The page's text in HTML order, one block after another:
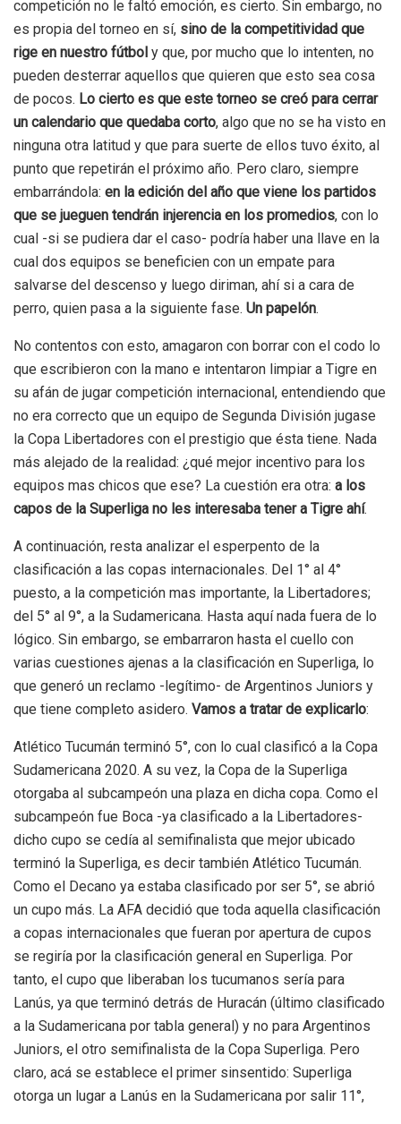
competición no le faltó emoción, es cierto. Sin embargo, no
es propia del torneo en sí, sino de la competitividad que
rige en nuestro fútbol y que, por mucho que lo intenten, no
pueden desterrar aquellos que quieren que esto sea cosa
de pocos. Lo cierto es que este torneo se creó para cerrar
un calendario que quedaba corto, algo que no se ha visto en
ninguna otra latitud y que para suerte de ellos tuvo éxito, al
punto que repetirán el próximo año. Pero claro, siempre
embarrándola: en la edición del año que viene los partidos
que se jueguen tendrán injerencia en los promedios, con lo
cual -si se pudiera dar el caso- podría haber una llave en la
cual dos equipos se beneficien con un empate para
salvarse del descenso y luego diriman, ahí si a cara de
perro, quien pasa a la siguiente fase. Un papelón.
No contentos con esto, amagaron con borrar con el codo lo
que escribieron con la mano e intentaron limpiar a Tigre en
su afán de jugar competición internacional, entendiendo que
no era correcto que un equipo de Segunda División jugase
la Copa Libertadores con el prestigio que ésta tiene. Nada
más alejado de la realidad: ¿qué mejor incentivo para los
equipos mas chicos que ese? La cuestión era otra: a los
capos de la Superliga no les interesaba tener a Tigre ahí.
A continuación, resta analizar el esperpento de la
clasificación a las copas internacionales. Del 1° al 4°
puesto, a la competición mas importante, la Libertadores;
del 5° al 9°, a la Sudamericana. Hasta aquí nada fuera de lo
lógico. Sin embargo, se embarraron hasta el cuello con
varias cuestiones ajenas a la clasificación en Superliga, lo
que generó un reclamo -legítimo- de Argentinos Juniors y
que tiene completo asidero. Vamos a tratar de explicarlo:
Atlético Tucumán terminó 5°, con lo cual clasificó a la Copa
Sudamericana 2020. A su vez, la Copa de la Superliga
otorgaba al subcampeón una plaza en dicha copa. Como el
subcampeón fue Boca -ya clasificado a la Libertadores-
dicho cupo se cedía al semifinalista que mejor ubicado
terminó la Superliga, es decir también Atlético Tucumán.
Como el Decano ya estaba clasificado por ser 5°, se abrió
un cupo más. La AFA decidió que toda aquella clasificación
a copas internacionales que fueran por apertura de cupos
se regiría por la clasificación general en Superliga. Por
tanto, el cupo que liberaban los tucumanos sería para
Lanús, ya que terminó detrás de Huracán (último clasificado
a la Sudamericana por tabla general) y no para Argentinos
Juniors, el otro semifinalista de la Copa Superliga. Pero
claro, acá se establece el primer sinsentido: Superliga
otorga un lugar a Lanús en la Sudamericana por salir 11°,